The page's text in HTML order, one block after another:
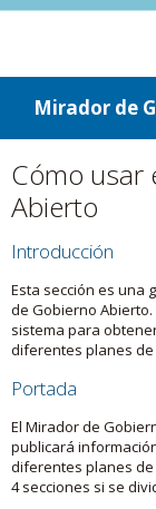
ir a contenido
ir al menú
Mirador de
Cómo usar
Abierto
Introducción
Esta sección es una
de Gobierno
sistema para
diferentes planes
Portada
El Mirador de
publicará
diferentes planes
4 secciones si se